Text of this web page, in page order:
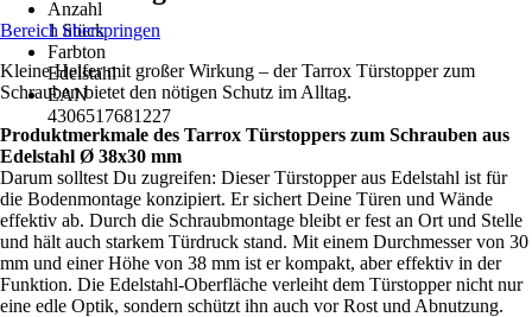
Anzahl
1 Stück
Farbton
Edelstahl
EAN
4306517681227
Bereich überspringen
Kleine Helfer mit großer Wirkung – der Tarrox Türstopper zum
Schrauben bietet den nötigen Schutz im Alltag.
Produktmerkmale des Tarrox Türstoppers zum Schrauben aus
Edelstahl Ø 38x30 mm
Darum solltest Du zugreifen: Dieser Türstopper aus Edelstahl ist für
die Bodenmontage konzipiert. Er sichert Deine Türen und Wände
effektiv ab. Durch die Schraubmontage bleibt er fest an Ort und Stelle
und hält auch starkem Türdruck stand. Mit einem Durchmesser von 30
mm und einer Höhe von 38 mm ist er kompakt, aber effektiv in der
Funktion. Die Edelstahl-Oberfläche verleiht dem Türstopper nicht nur
eine edle Optik, sondern schützt ihn auch vor Rost und Abnutzung.